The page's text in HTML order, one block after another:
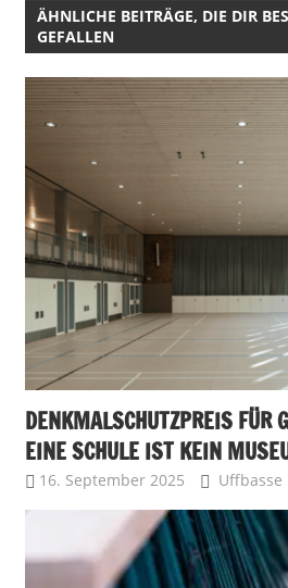
ÄHNLICHE BEITRÄGE, DIE DIR
GEFALLEN
DENKMALSCHUTZPREIS FÜR
EINE SCHULE IST KEIN
16. September 2025 Uffbasse